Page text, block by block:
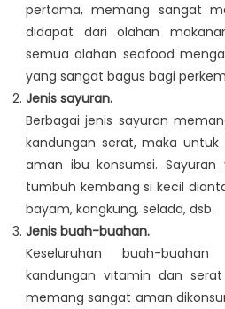
pertama, memang sangat
didapat dari olahan
semua olahan seafood
yang sangat bagus bagi
Jenis sayuran.
Berbagai jenis sayuran
kandungan serat, maka untuk
aman ibu konsumsi.
tumbuh kembang si kecil
bayam, kangkung, selada, dsb.
Jenis buah-buahan.
Keseluruhan buah-
kandungan vitamin dan
memang sangat aman